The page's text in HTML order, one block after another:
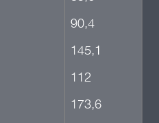
90,4
145,1
112
173,6